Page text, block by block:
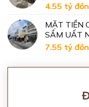
4.55 tỷ
MẶT TIỀN
SẦM UẤT
7.55 tỷ